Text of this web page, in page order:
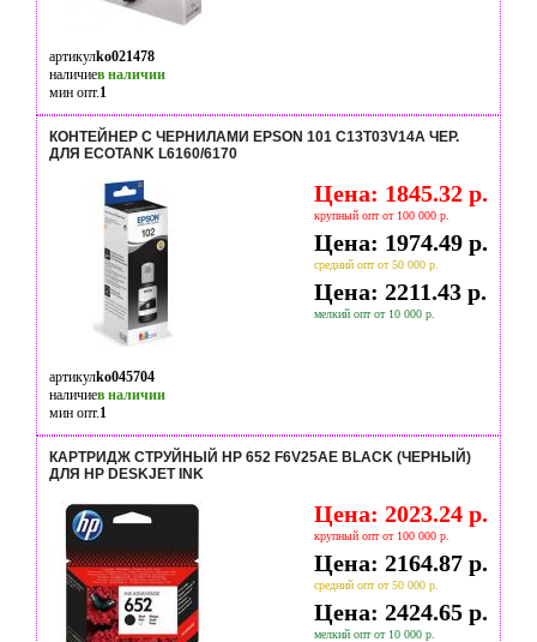
артикулko021478
наличиев наличии
мин опт.1
КОНТЕЙНЕР С ЧЕРНИЛАМИ EPSON 101 C13T03V14A ЧЕР.
ДЛЯ ECOTANK L6160/6170
Цена: 1845.32 р.
крупный опт от 100 000 р.
Цена: 1974.49 р.
средний опт от 50 000 р.
Цена: 2211.43 р.
мелкий опт от 10 000 р.
артикулko045704
наличиев наличии
мин опт.1
КАРТРИДЖ СТРУЙНЫЙ HP 652 F6V25AE BLACK (ЧЕРНЫЙ)
ДЛЯ HP DESKJET INK
Цена: 2023.24 р.
крупный опт от 100 000 р.
Цена: 2164.87 р.
средний опт от 50 000 р.
Цена: 2424.65 р.
мелкий опт от 10 000 р.